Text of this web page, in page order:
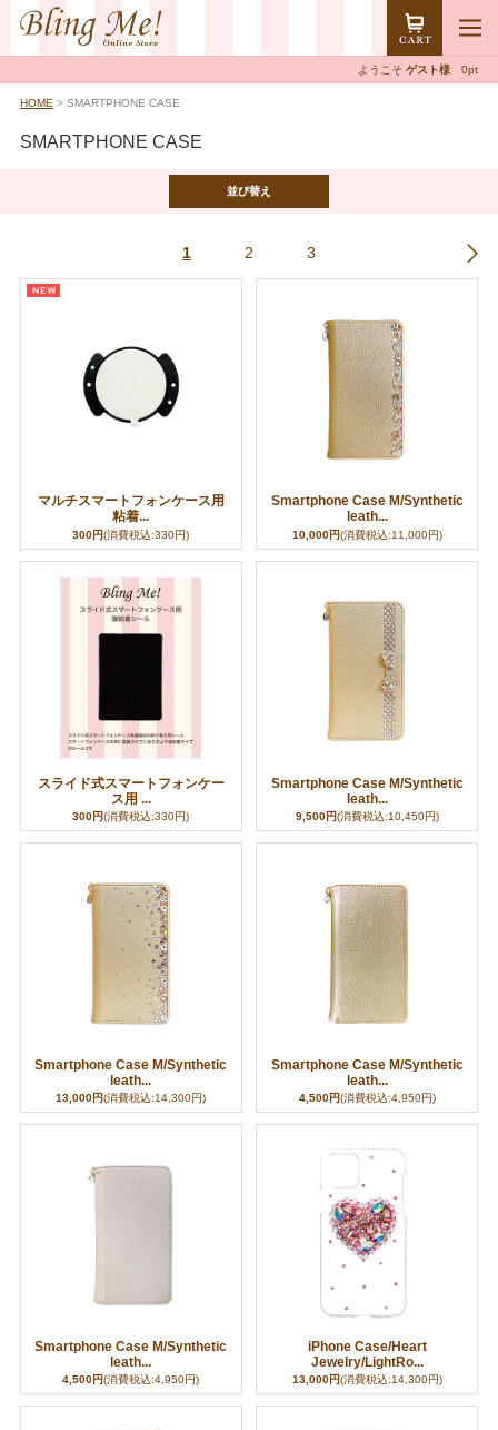
ようこそゲスト様 0pt
HOME > SMARTPHONE CASE
SMARTPHONE CASE
並び替え
1 2 3
マルチスマートフォンケース用
粘着...
300円(消費税込:330円)
Smartphone Case M/Synthetic
leath...
10,000円(消費税込:11,000円)
スライド式スマートフォンケー
ス用 ...
300円(消費税込:330円)
Smartphone Case M/Synthetic
leath...
9,500円(消費税込:10,450円)
Smartphone Case M/Synthetic
leath...
13,000円(消費税込:14,300円)
Smartphone Case M/Synthetic
leath...
4,500円(消費税込:4,950円)
Smartphone Case M/Synthetic
leath...
4,500円(消費税込:4,950円)
iPhone Case/Heart
Jewelry/LightRo...
13,000円(消費税込:14,300円)